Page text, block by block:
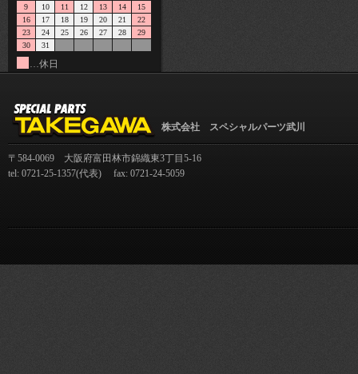
9
10 11 12 13 14
15
16
17 18 19 20 21
22
23
24 25 26 27 28
29
30
31
…休日
株式会社 スペシャルパーツ武川
〒584-0069 大阪府富田林市錦織東3丁目5-16
tel: 0721-25-1357(代表) fax: 0721-24-5059